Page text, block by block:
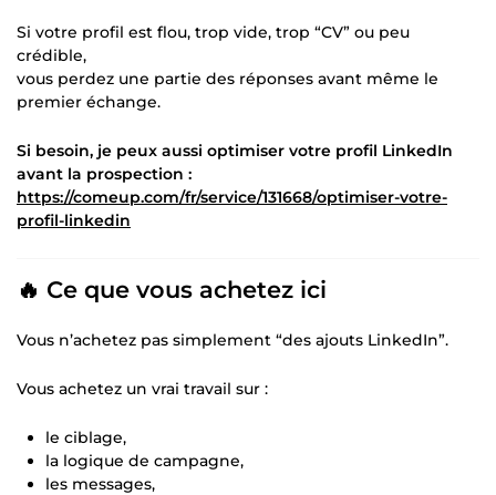
Si votre profil est flou, trop vide, trop “CV” ou peu
crédible,
vous perdez une partie des réponses avant même le
premier échange.
Si besoin, je peux aussi optimiser votre profil LinkedIn
avant la prospection :
https://comeup.com/fr/service/131668/optimiser-votre-
profil-linkedin
🔥 Ce que vous achetez ici
Vous n’achetez pas simplement “des ajouts LinkedIn”.
Vous achetez un vrai travail sur :
le ciblage,
la logique de campagne,
les messages,